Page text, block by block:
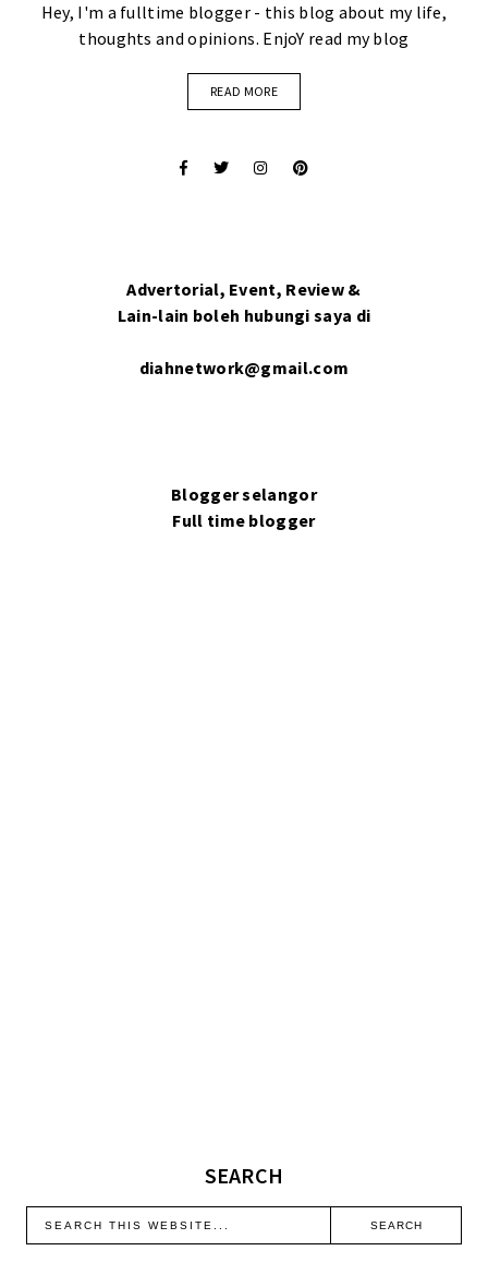
Hey, I'm a fulltime blogger - this blog about my life,
thoughts and opinions. EnjoY read my blog
READ MORE
Advertorial, Event, Review &
Lain-lain boleh hubungi saya di
diahnetwork@gmail.com
Blogger selangor
Full time blogger
SEARCH